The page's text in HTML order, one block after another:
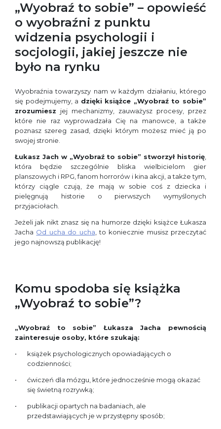
„Wyobraź to sobie” – opowieść
o wyobraźni z punktu
widzenia psychologii i
socjologii, jakiej jeszcze nie
było na rynku
Wyobraźnia towarzyszy nam w każdym działaniu, którego
się podejmujemy, a dzięki książce „Wyobraź to sobie”
zrozumiesz jej mechanizmy, zauważysz procesy, przez
które nie raz wyprowadzała Cię na manowce, a także
poznasz szereg zasad, dzięki którym możesz mieć ją po
swojej stronie.
Łukasz Jach w „Wyobraź to sobie” stworzył historię
która będzie szczególnie bliska wielbicielom gier
planszowych i RPG, fanom horrorów i kina akcji, a także tym,
którzy ciągle czują, że mają w sobie coś z dziecka i
pielęgnują historie o pierwszych wymyślonych
przyjaciołach.
Jeżeli jak nikt znasz się na humorze dzięki książce Łukasza
Jacha Od ucha do ucha , to koniecznie musisz przeczytać
jego najnowszą publikację!
Komu spodoba się książka
„Wyobraź to sobie”?
„Wyobraź to sobie” Łukasza Jacha pewnością
zainteresuje osoby, które szukają:
książek psychologicznych opowiadających o
codzienności;
ćwiczeń dla mózgu, które jednocześnie mogą okazać
się świetną rozrywką;
publikacji opartych na badaniach, ale
przedstawiających je w przystępny sposób;